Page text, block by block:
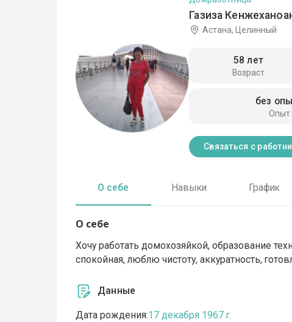
Газиза
Астана, Целинный
Возраст
58 лет
Опыт
без
Связаться с
О себе Навыки График
О себе
Хочу работать домохозяйкой, образование
спокойная, люблю чистоту, аккуратность,
Данные
Дата рождения:17 декабря 1967 г.